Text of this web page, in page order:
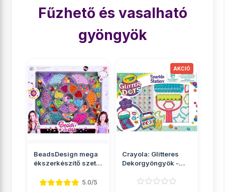
Fűzhető és vasalható
gyöngyök
BeadsDesign mega
ékszerkészítő szett
5.0/5
Crayola: Glitteres
Dekorgyöngyök -
sze...